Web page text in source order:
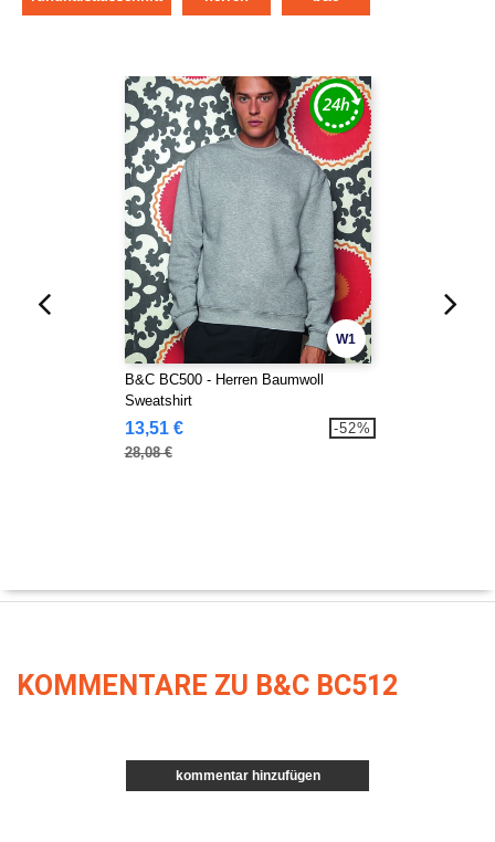
W1
B&C BC500 - Herren Baumwoll
Sweatshirt
13,51 €
28,08 €
-52%
KOMMENTARE ZU B&C BC512
kommentar hinzufügen